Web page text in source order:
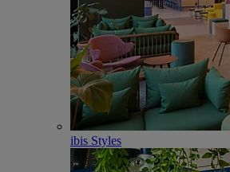
ibis Styles